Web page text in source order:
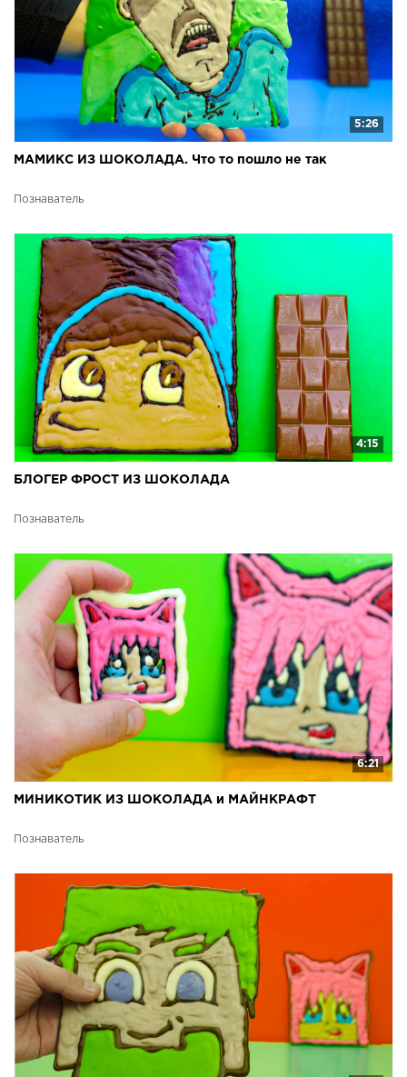
5:26
МАМИКС ИЗ ШОКОЛАДА. Что то пошло не так
Познаватель
4:15
БЛОГЕР ФРОСТ ИЗ ШОКОЛАДА
Познаватель
6:21
МИНИКОТИК ИЗ ШОКОЛАДА и МАЙНКРАФТ
Познаватель